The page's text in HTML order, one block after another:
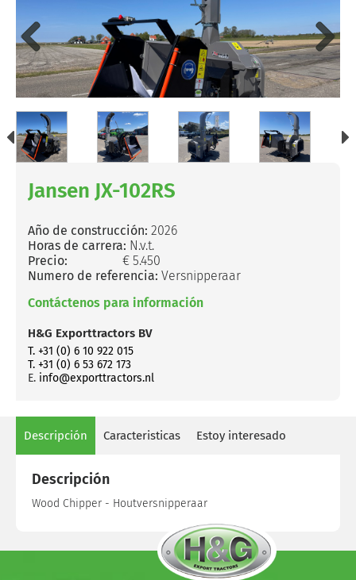
Jansen JX-102RS
Año de construcción: 2026
Horas de carrera: N.v.t.
Precio:
€ 5.450
Numero de referencia: Versnipperaar
Contáctenos para información
H&G Exporttractors BV
T. +31 (0) 6 10 922 015
T. +31 (0) 6 53 672 173
E. info@exporttractors.nl
Descripción Caracteristicas Estoy interesado
Descripción
Wood Chipper - Houtversnipperaar